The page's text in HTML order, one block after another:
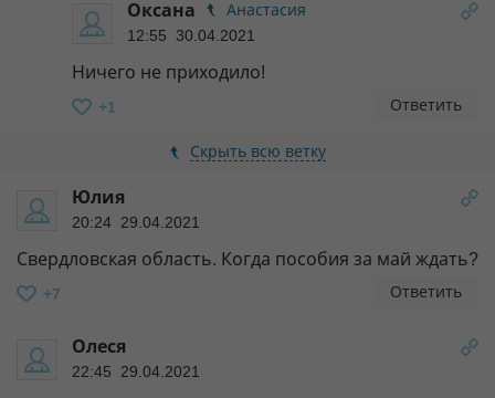
Оксана
Анастасия
12:55 30.04.2021
Ничего не приходило!
+1 Ответить
Скрыть всю ветку
Юлия
20:24 29.04.2021
Свердловская область. Когда пособия за май ждать?
+7 Ответить
Олеся
22:45 29.04.2021